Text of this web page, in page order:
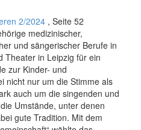
2/2024 , Seite 52
medizinischer,
und sängerischer Berufe in
Theater in Leipzig für ein
zur Kinder- und
nicht nur um die Stimme als
auch um die singenden und
Umstände, unter denen
gute Tradi­tion. Mit dem